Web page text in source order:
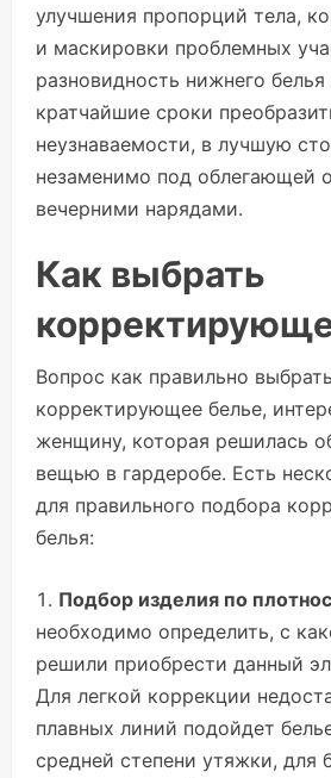
улучшения пропорций тела,
и маскировки проблемных
разновидность нижнего белья
кратчайшие сроки
неузнаваемости, в лучшую
незаменимо под облегающей
вечерними нарядами.
Как выбрать
Вопрос как правильно выбрать
корректирующее белье,
женщину, которая решилась
вещью в гардеробе. Есть
для правильного подбора
белья:
Подбор изделия по
необходимо определить, с
решили приобрести данный
Для легкой коррекции
плавных линий подойдет
средней степени утяжки, для